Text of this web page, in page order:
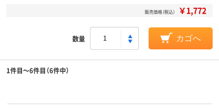
販売価格（税込） ￥1,772
数量 カゴへ
1件目～6件目（6件中）